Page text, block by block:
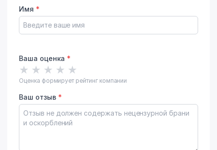
Имя *
Ваша оценка *
★ ★ ★ ★ ★
Оценка формирует рейтинг компании
Ваш отзыв *